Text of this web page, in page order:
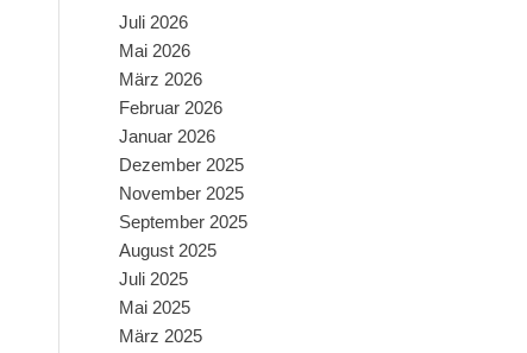
Juli 2026
Mai 2026
März 2026
Februar 2026
Januar 2026
Dezember 2025
November 2025
September 2025
August 2025
Juli 2025
Mai 2025
März 2025